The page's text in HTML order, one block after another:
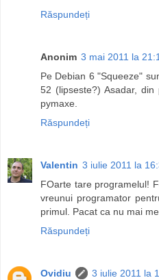
Răspundeți
Anonim 3 mai 2011 la
Pe Debian 6 "Squeeze"
52 (lipseste?) Asadar,
pymaxe.
Răspundeți
Valentin 3 iulie 2011 la
FOarte tare programelul!
vreunui programator
primul. Pacat ca nu mai
Răspundeți
Ovidiu
3 iulie 2011 la